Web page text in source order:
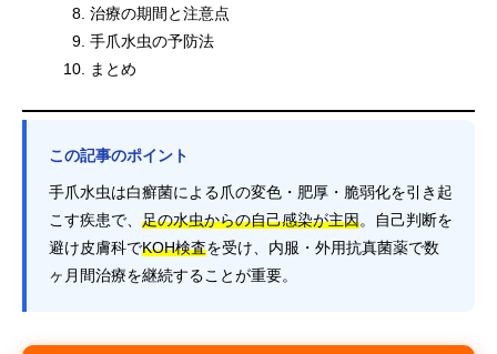
治療の期間と注意点
手爪水虫の予防法
まとめ
この記事のポイント
手爪水虫は白癬菌による爪の変色・肥厚・脆弱化を引き起
こす疾患で、 足の水虫からの自己感染が主因。自己判断を
避け皮膚科でKOH検査を受け、内服・外用抗真菌薬で数
ヶ月間治療を継続することが重要。